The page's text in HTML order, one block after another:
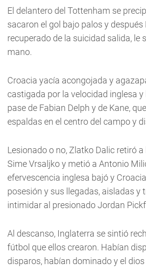
El delantero del Tottenham se
sacaron el gol bajo palos y después
recuperado de la suicidad salida, le
mano.
Croacia yacía acongojada y
castigada por la velocidad inglesa y
pase de Fabian Delph y de Kane,
espaldas en el centro del campo y
Lesionado o no, Zlatko Dalic retiró
Sime Vrsaljko y metió a Antonio
efervescencia inglesa bajó y
posesión y sus llegadas, aisladas y
intimidar al presionado Jordan
Al descanso, Inglaterra se sintió
fútbol que ellos crearon. Habían
disparos, habían dominado y el